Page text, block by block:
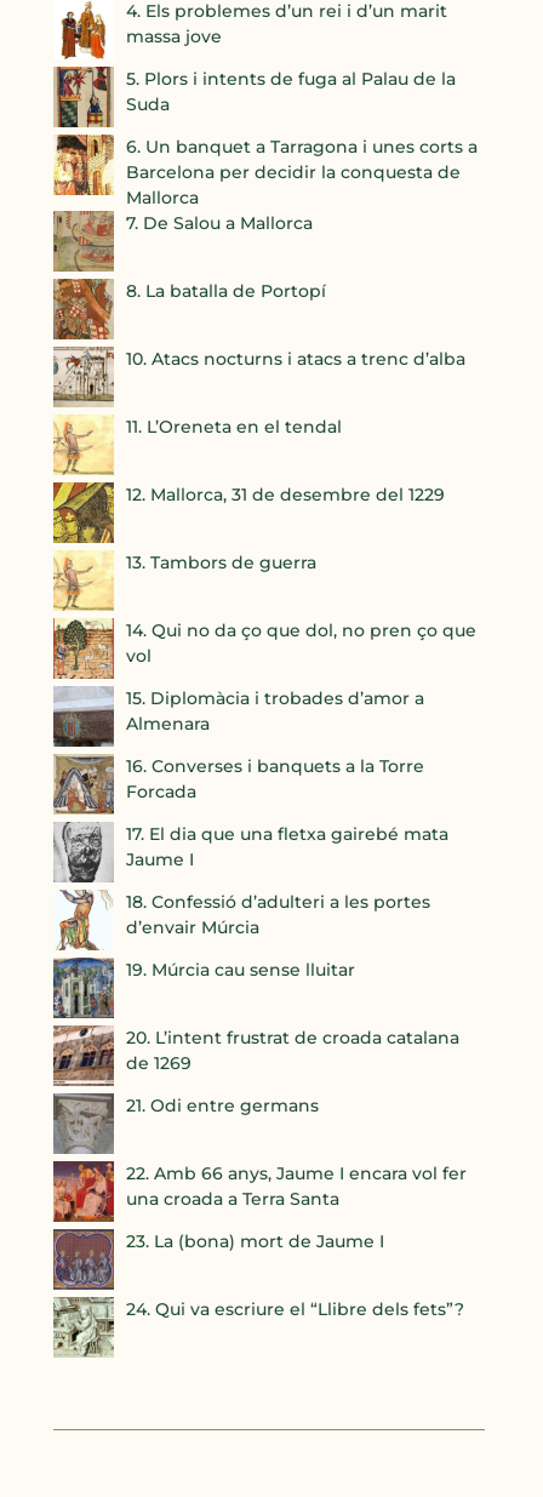
4. Els problemes d’un rei i d’un marit
massa jove
5. Plors i intents de fuga al Palau de la
Suda
6. Un banquet a Tarragona i unes corts a
Barcelona per decidir la conquesta de
Mallorca
7. De Salou a Mallorca
8. La batalla de Portopí
10. Atacs nocturns i atacs a trenc d’alba
11. L’Oreneta en el tendal
12. Mallorca, 31 de desembre del 1229
13. Tambors de guerra
14. Qui no da ço que dol, no pren ço que
vol
15. Diplomàcia i trobades d’amor a
Almenara
16. Converses i banquets a la Torre
Forcada
17. El dia que una fletxa gairebé mata
Jaume I
18. Confessió d’adulteri a les portes
d’envair Múrcia
19. Múrcia cau sense lluitar
20. L’intent frustrat de croada catalana
de 1269
21. Odi entre germans
22. Amb 66 anys, Jaume I encara vol fer
una croada a Terra Santa
23. La (bona) mort de Jaume I
24. Qui va escriure el “Llibre dels fets”?